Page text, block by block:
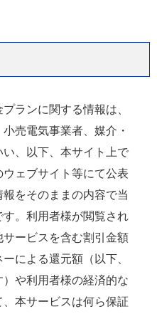
ランに関する情報は、
売電気事業者、媒介・
、以下、本サイト上で
ェブサイト等にて公表
をそのままの内容で当
。利用者様が閲覧され
ービスを含む割引金額
による還元額（以下、
）や利用者様の経済的な
本サービスは何ら保証